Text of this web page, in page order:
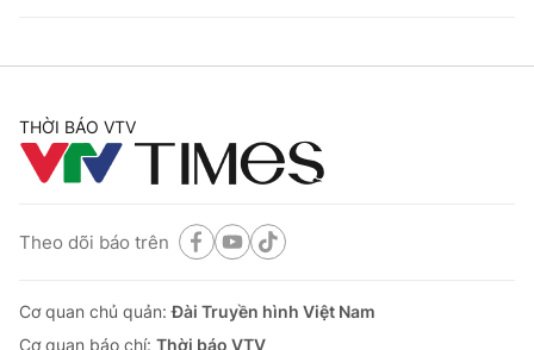
THỜI BÁO VTV
Theo dõi báo trên
Cơ quan chủ quản:Đài Truyền hình Việt Nam
Cơ quan báo chí: Thời báo VTV